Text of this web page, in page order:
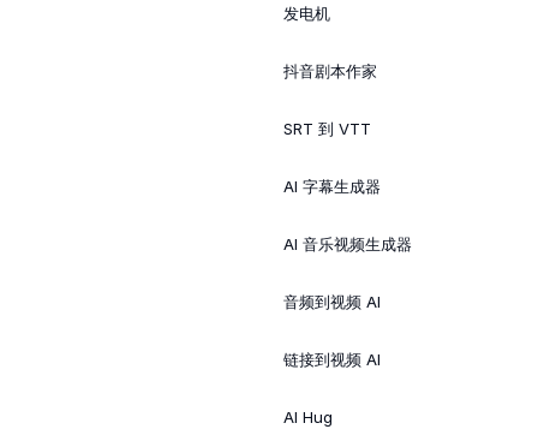
发电机
抖音剧本作家
SRT 到 VTT
AI 字幕生成器
AI 音乐视频生成器
音频到视频 AI
链接到视频 AI
AI Hug